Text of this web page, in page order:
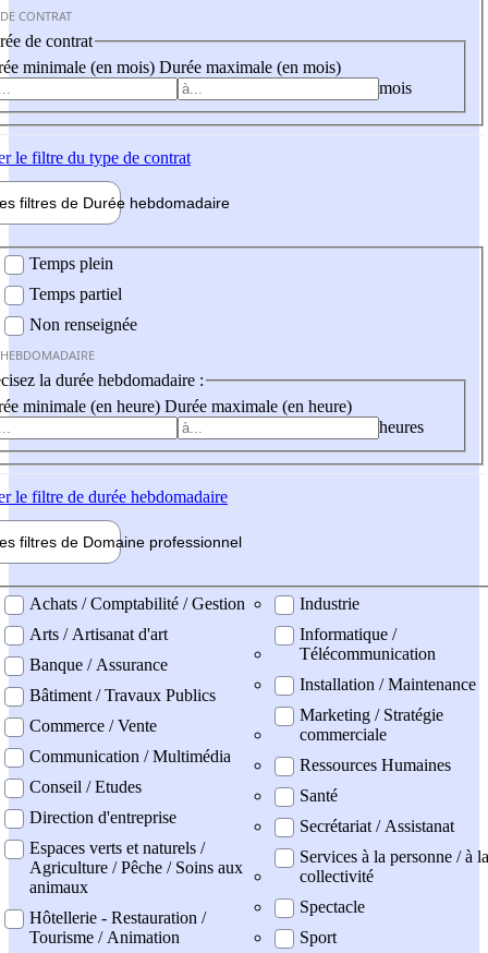
CONTRAT
de contrat
minimale (en mois) Durée maximale (en mois)
mois
le filtre du type de contrat
filtres de Durée hebdomadaire
Temps plein
Temps partiel
Non renseignée
la durée hebdomadaire :
minimale (en heure) Durée maximale (en heure)
heures
le filtre de durée hebdomadaire
filtres de Domaine professionnel
professionel
Achats / Comptabilité / Gestion
Arts / Artisanat d'art
Banque / Assurance
Bâtiment / Travaux Publics
Commerce / Vente
Communication / Multimédia
Conseil / Etudes
Direction d'entreprise
Espaces verts et naturels /
Agriculture / Pêche / Soins aux
animaux
Hôtellerie - Restauration /
Tourisme / Animation
Industrie
Informatique /
Télécommunication
Installation / Maintenance
Marketing / Stratégie
commerciale
Ressources Humaines
Santé
Secrétariat / Assistanat
Services à la personne / à la
collectivité
Spectacle
Sport